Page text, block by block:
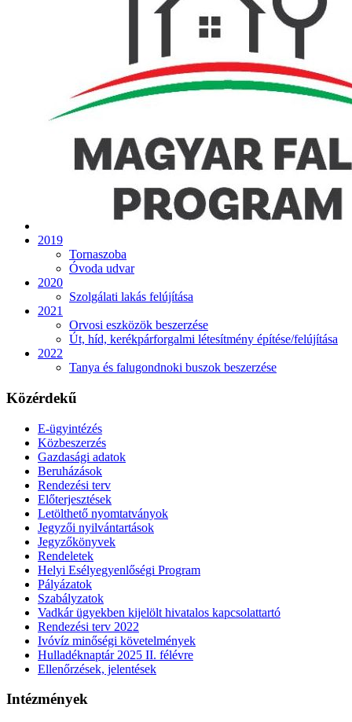
2019
Tornaszoba
Óvoda udvar
2020
Szolgálati lakás felújítása
2021
Orvosi eszközök beszerzése
Út, híd, kerékpárforgalmi létesítmény építése/felújítása
2022
Tanya és falugondnoki buszok beszerzése
Közérdekű
E-ügyintézés
Közbeszerzés
Gazdasági adatok
Beruházások
Rendezési terv
Előterjesztések
Letölthető nyomtatványok
Jegyzői nyilvántartások
Jegyzőkönyvek
Rendeletek
Helyi Esélyegyenlőségi Program
Pályázatok
Szabályzatok
Vadkár ügyekben kijelölt hivatalos kapcsolattartó
Rendezési terv 2022
Ivóvíz minőségi követelmények
Hulladéknaptár 2025 II. félévre
Ellenőrzések, jelentések
Intézmények